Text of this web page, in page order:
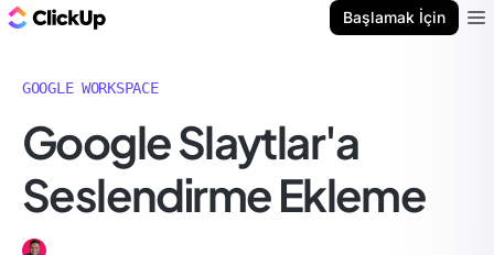
Başlamak İçin
GOOGLE WORKSPACE
Google Slaytlar'a
Seslendirme Ekleme